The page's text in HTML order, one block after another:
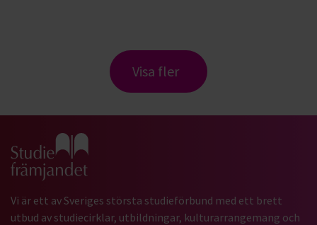
Visa fler
Gå till studiefrämjandets startsida
Vi är ett av Sveriges största studieförbund med ett brett
utbud av studiecirklar, utbildningar, kulturarrangemang och